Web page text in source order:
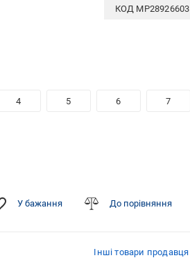
КОД MP28926603
4 5 6 7
У бажання До порівняння
Інші товари продавця